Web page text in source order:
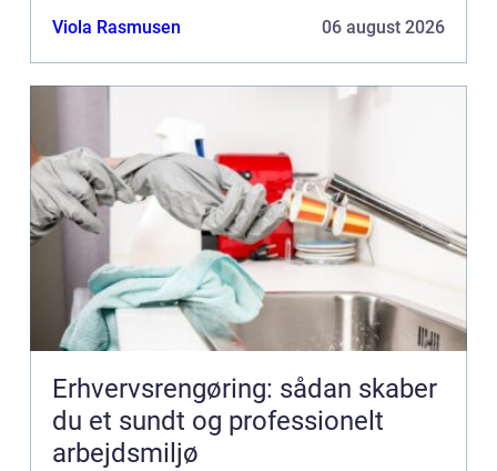
Viola Rasmusen 06 august 2026
Erhvervsrengøring: sådan skaber
du et sundt og professionelt
arbejdsmiljø